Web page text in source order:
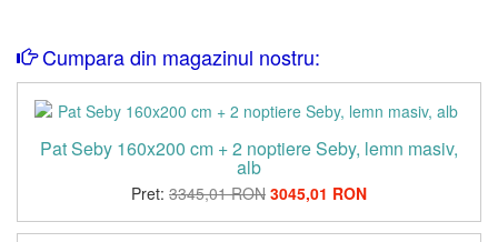
Cumpara din magazinul nostru:
Pat Seby 160x200 cm + 2 noptiere Seby, lemn masiv,
alb
Pret: 3345,01 RON 3045,01 RON